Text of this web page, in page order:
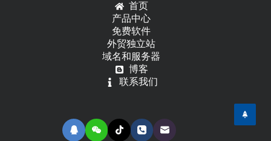
首页
产品中心
免费软件
外贸独立站
域名和服务器
博客
联系我们